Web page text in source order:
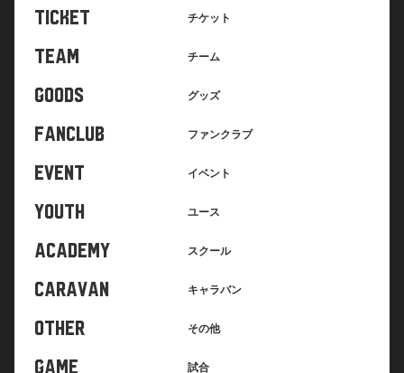
TICKET チケット
TEAM チーム
GOODS グッズ
FANCLUB ファンクラブ
EVENT イベント
YOUTH ユース
ACADEMY スクール
CARAVAN キャラバン
OTHER その他
GAME 試合